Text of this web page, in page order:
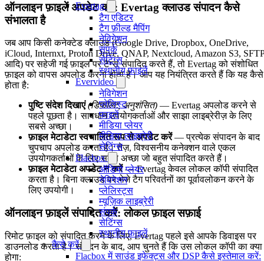
Evertag
टैग एडिटर
टैग फ़ील्ड मैपिंग
नेविगेशन
संपर्क
सेटिंग्स
स्थानीय फ़ाइलें
Evervideo
नेविगेशन
प्लेलिस्ट
फाइलें
मीडिया प्लेयर
मीडिया लाइब्रेरी
सेटिंग्स
Flacbox
ऑडियो प्लेयर
नेविगेशन
प्लेलिस्ट्स
म्यूज़िक लाइब्रेरी
संपर्क
सेटिंग्स
स्थानीय फ़ाइलें
कैसे करें
Flacbox में साउंड इफेक्ट्स और DSP कैसे इस्तेमाल करें:
ऑनलाइन फ़ाइलें अपडेट करें: Evertag क्लाउड संपादन कैसे
संभालता है
जब आप किसी कनेक्टेड क्लाउड (Google Drive, Dropbox, OneDrive,
iCloud, Internxt, Proton Drive, QNAP, Nextcloud, Amazon S3,
आदि) पर सहेजी गई फ़ाइल पर टैग्स संपादित करते हैं, तो Evertag को संशोधित
फ़ाइल को वापस अपलोड करना होता है। आप यह नियंत्रित करते हैं कि यह कैसे
होता है:
पुष्टि संदेश दिखाएं (डिफ़ॉल्ट, अनुशंसित) — Evertag अपलोड करने से
पहले पूछता है। सावधान उपयोगकर्ताओं और साझा लाइब्रेरीज़ के लिए
सबसे अच्छा।
फ़ाइल मेटाडेटा स्वचालित रूप से अपडेट करें— प्रत्येक संपादन के बाद
चुपचाप अपलोड करता है। तेज़, विश्वसनीय कनेक्शन वाले एकल
उपयोगकर्ताओं के लिए सबसे अच्छा जो बहुत संपादित करते हैं।
फ़ाइल मेटाडेटा अपडेट न करें— Evertag केवल लोकल कॉपी संपादित
करता है। बिना क्लाउड पर भेजे टैग परिवर्तनों का पूर्वावलोकन करने के
लिए उपयोगी।
ऑनलाइन फ़ाइलें संपादित करें: लोकल फ़ाइल सफ़ाई
रिमोट फ़ाइल को संपादित करने के लिए, Evertag पहले इसे आपके डिवाइस पर
डाउनलोड करता है। संपादन के बाद, आप चुनते हैं कि उस लोकल कॉपी का क्या
होगा: